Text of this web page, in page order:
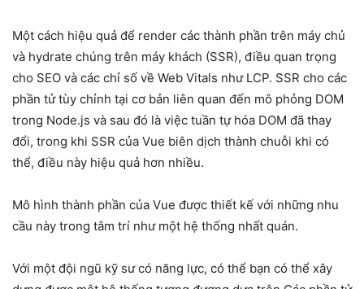
Một cách hiệu quả để render các thành phần trên máy chủ
và hydrate chúng trên máy khách (SSR), điều quan trọng
cho SEO và các chỉ số về Web Vitals như LCP. SSR cho các
phần tử tùy chỉnh tại cơ bản liên quan đến mô phỏng DOM
trong Node.js và sau đó là việc tuần tự hóa DOM đã thay
đổi, trong khi SSR của Vue biên dịch thành chuỗi khi có
thể, điều này hiệu quả hơn nhiều.
Mô hình thành phần của Vue được thiết kế với những nhu
cầu này trong tâm trí như một hệ thống nhất quán.
Với một đội ngũ kỹ sư có năng lực, có thể bạn có thể xây